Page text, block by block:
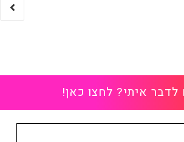
לדבר איתי? לחצו כאן!